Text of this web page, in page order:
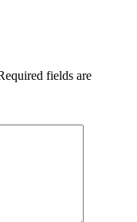
fields are